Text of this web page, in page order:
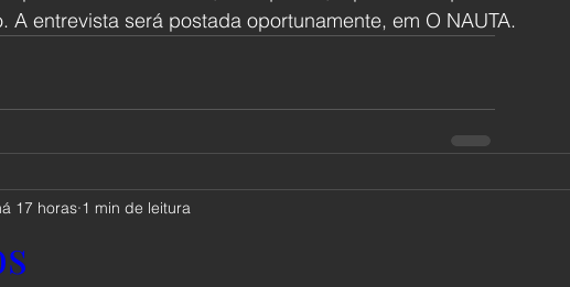
A entrevista será postada oportunamente, em O NAUTA.
17 horas 1 min de leitura